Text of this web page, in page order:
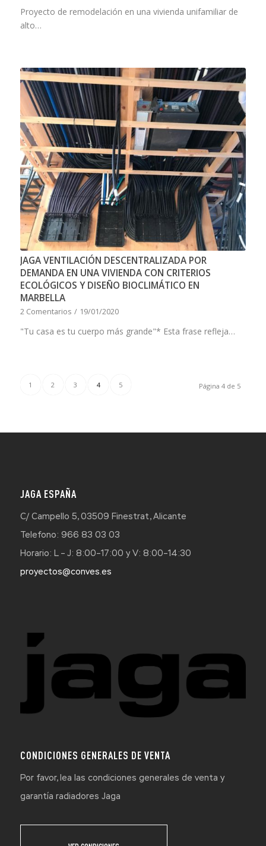
Proyecto de remodelación en una vivienda unifamiliar de
alto…
JAGA VENTILACIÓN DESCENTRALIZADA POR
DEMANDA EN UNA VIVIENDA CON CRITERIOS
ECOLÓGICOS Y DISEÑO BIOCLIMÁTICO EN
MARBELLA
2 Comentarios / 19/01/2020
"Tu casa es tu cuerpo más grande"* Esta frase refleja…
Página 4 de 5
1 2 3 4 5
JAGA ESPAÑA
C/ Campello 5, 03509 Finestrat, Alicante
Telefono: 966 83 03 03
Horario: L – J: 8:00–17:00 y V: 8:00–14:30
proyectos@conves.es
CONDICIONES GENERALES DE VENTA
Por favor, lea las condiciones generales de venta y
garantía radiadores Jaga